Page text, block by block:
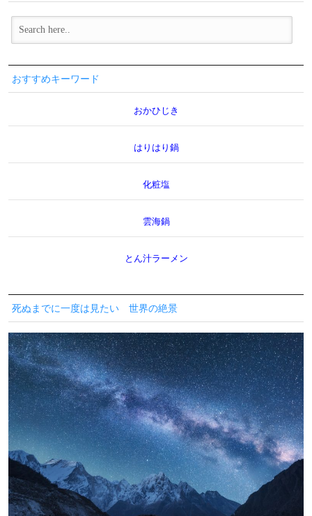
おすすめキーワード
おかひじき
はりはり鍋
化粧塩
雲海鍋
とん汁ラーメン
死ぬまでに一度は見たい 世界の絶景